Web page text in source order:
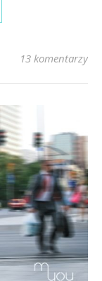
13 komentarzy